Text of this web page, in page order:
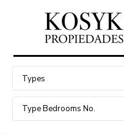
Advanced Search
Types